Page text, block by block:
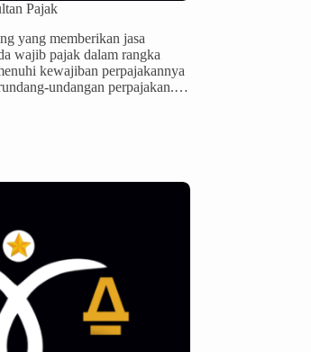
Pajak
yang memberikan jasa
wajib pajak dalam rangka
kewajiban perpajakannya
undangan perpajakan.…